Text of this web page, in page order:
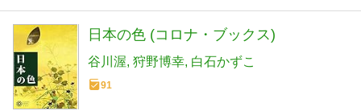
日本の色 (コロナ・ブックス)
谷川渥 狩野博幸 白石かずこ
91